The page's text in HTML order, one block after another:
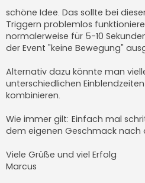
schöne Idee. Das sollte bei
Triggern problemlos
normalerweise für 5-10
der Event "keine Bewegung"
Alternativ dazu könnte man
unterschiedlichen
kombinieren.
Wie immer gilt: Einfach mal
dem eigenen Geschmack nach
Viele Grüße und viel Erfolg
Marcus